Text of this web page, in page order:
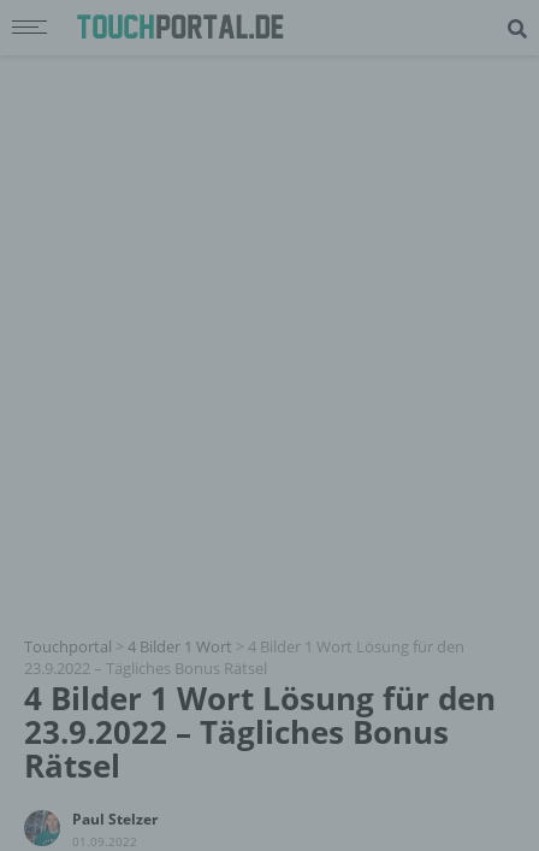
Touchportal > 4 Bilder 1 Wort > 4 Bilder 1 Wort Lösung für den
23.9.2022 – Tägliches Bonus Rätsel
4 Bilder 1 Wort Lösung für den
23.9.2022 – Tägliches Bonus
Rätsel
Paul Stelzer
01.09.2022